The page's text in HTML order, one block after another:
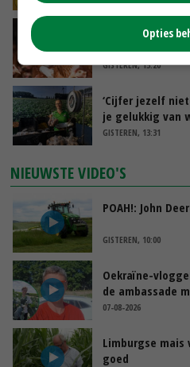
Vlaamse
groeit door
GISTEREN, 15:20
‘Cijfer jezelf
je gelukkig van
GISTEREN, 13:31
NIEUWSTE VIDEO'S
POAH!: John
GISTEREN, 10:00
Oekraïne-
de ambassade
07-08-2026
Limburgse mais
goed
Opties